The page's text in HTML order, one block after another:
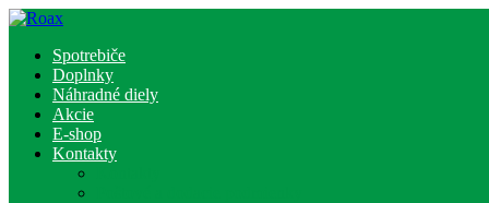
Skip
contentSpotrebiče
Doplnky
Náhradné diely
Akcie
E-shop
Kontakty